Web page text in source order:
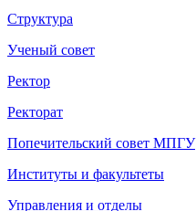
Структура
Ученый совет
Ректор
Ректорат
Попечительский совет МПГУ
Институты и факультеты
Управления и отделы